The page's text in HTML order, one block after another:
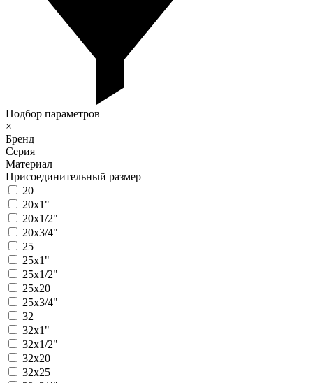
Подбор параметров
×
Бренд
Серия
Материал
Присоединительный размер
20
20х1"
20х1/2"
20х3/4"
25
25х1"
25х1/2"
25х20
25х3/4"
32
32х1"
32х1/2"
32х20
32х25